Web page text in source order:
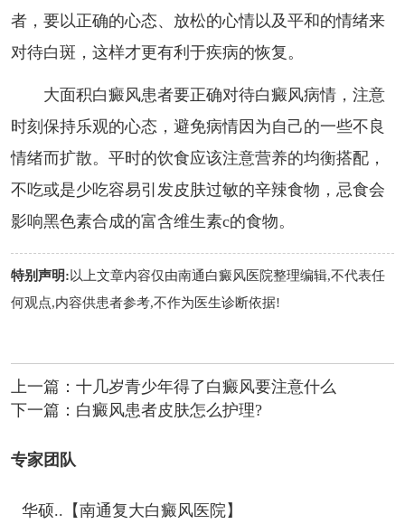
者，要以正确的心态、放松的心情以及平和的情绪来
对待白斑，这样才更有利于疾病的恢复。
大面积白癜风患者要正确对待白癜风病情，注意
时刻保持乐观的心态，避免病情因为自己的一些不良
情绪而扩散。平时的饮食应该注意营养的均衡搭配，
不吃或是少吃容易引发皮肤过敏的辛辣食物，忌食会
影响黑色素合成的富含维生素c的食物。
特别声明:以上文章内容仅由南通白癜风医院整理编辑,不代表任
何观点,内容供患者参考,不作为医生诊断依据!
上一篇： 十几岁青少年得了白癜风要注意什么
下一篇： 白癜风患者皮肤怎么护理?
专家团队
华硕..【南通复大白癜风医院】